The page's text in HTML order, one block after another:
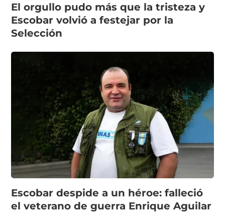
El orgullo pudo más que la tristeza y
Escobar volvió a festejar por la
Selección
Escobar despide a un héroe: falleció
el veterano de guerra Enrique Aguilar